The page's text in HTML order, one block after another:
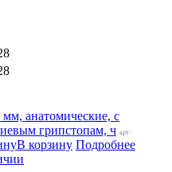
анатомические, с
грипстопам, ч арт:
В корзину Подробнее